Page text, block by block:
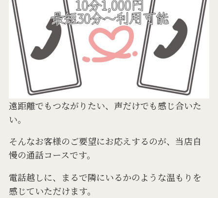
遠距離でもつながりたい、声だけでも感じ合いた
い。
そんなお客様のご要望にお応えするのが、当店自
慢の通話コースです。
電話越しに、まるで隣にいるかのような温もりを
感じていただけます。